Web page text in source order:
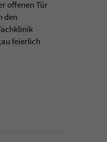
offenen Tür
den
feierlich